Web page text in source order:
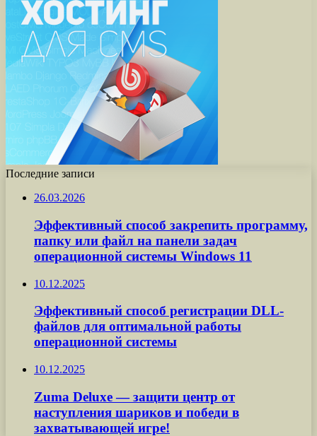
Последние записи
26.03.2026
Эффективный способ закрепить программу,
папку или файл на панели задач
операционной системы Windows 11
10.12.2025
Эффективный способ регистрации DLL-
файлов для оптимальной работы
операционной системы
10.12.2025
Zuma Deluxe — защити центр от
наступления шариков и победи в
захватывающей игре!